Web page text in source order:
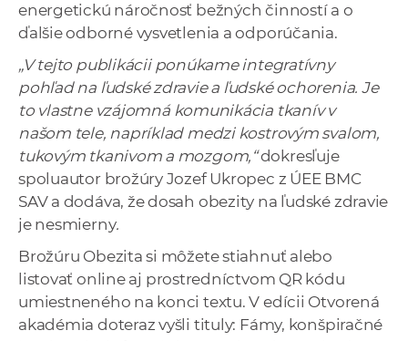
energetickú náročnosť bežných činností a o
ďalšie odborné vysvetlenia a odporúčania.
„V tejto publikácii ponúkame integratívny
pohľad na ľudské zdravie a ľudské ochorenia. Je
to vlastne vzájomná komunikácia tkanív v
našom tele, napríklad medzi kostrovým svalom,
tukovým tkanivom a mozgom,“dokresľuje
spoluautor brožúry Jozef Ukropec z ÚEE BMC
SAV a dodáva, že dosah obezity na ľudské zdravie
je nesmierny.
Brožúru Obezita si môžete stiahnuť alebo
listovať online aj prostredníctvom QR kódu
umiestneného na konci textu. V edícii Otvorená
akadémia doteraz vyšli tituly: Fámy, konšpiračné